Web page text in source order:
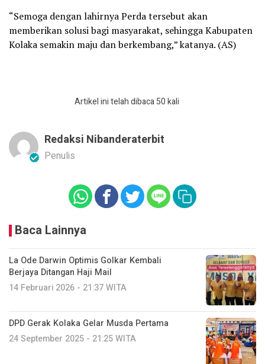
“Semoga dengan lahirnya Perda tersebut akan
memberikan solusi bagi masyarakat, sehingga Kabupaten
Kolaka semakin maju dan berkembang,” katanya. (AS)
Artikel ini telah dibaca 50 kali
Redaksi Nibanderaterbit
Penulis
Baca Lainnya
La Ode Darwin Optimis Golkar Kembali
Berjaya Ditangan Haji Mail
14 Februari 2026 - 21:37 WITA
DPD Gerak Kolaka Gelar Musda Pertama
24 September 2025 - 21:25 WITA